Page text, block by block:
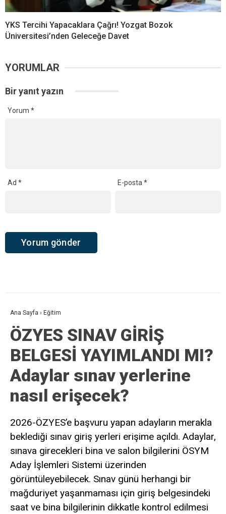
YKS Tercihi Yapacaklara Çağrı! Yozgat Bozok
Üniversitesi’nden Geleceğe Davet
YORUMLAR
Bir yanıt yazın
Yorum *
Ad * E-posta*
Ana Sayfa › Eğitim
ÖZYES SINAV GİRİŞ
BELGESİ YAYIMLANDI MI?
Adaylar sınav yerlerine
nasıl erişecek?
2026-ÖZYES’e başvuru yapan adayların merakla
beklediği sınav giriş yerleri erişime açıldı. Adaylar,
sınava girecekleri bina ve salon bilgilerini ÖSYM
Aday İşlemleri Sistemi üzerinden
görüntüleyebilecek. Sınav günü herhangi bir
mağduriyet yaşanmaması için giriş belgesindeki
saat ve bina bilgilerinin dikkatle kontrol edilmesi